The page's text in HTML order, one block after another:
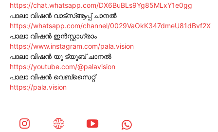
https://chat.whatsapp.com/DX6BuBLs9Yg85MLxY1e0gg
പാലാ വിഷൻ വാട്സ്ആപ്പ് ചാനൽ
https://whatsapp.com/channel/0029VaOkK347dmeU81dBvf2X
പാലാ വിഷൻ ഇൻസ്റ്റാഗ്രാം
https://www.instagram.com/pala.vision
പാലാ വിഷൻ യൂ ട്യൂബ് ചാനൽ
https://youtube.com/@palavision
പാലാ വിഷൻ വെബ്സൈറ്റ്
https://pala.vision